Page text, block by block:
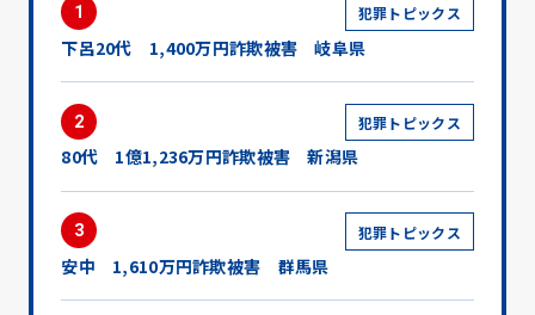
1 犯罪トピックス
下呂20代 1,400万円詐欺被害 岐阜県
2 犯罪トピックス
80代 1億1,236万円詐欺被害 新潟県
3 犯罪トピックス
安中 1,610万円詐欺被害 群馬県